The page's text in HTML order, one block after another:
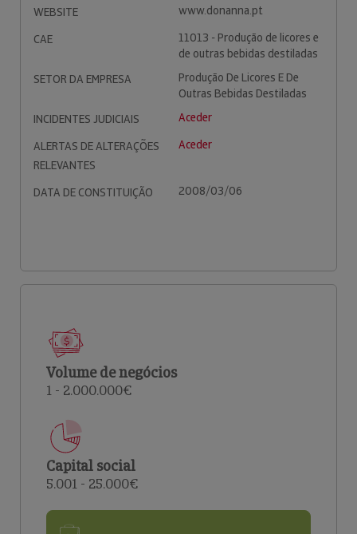
WEBSITE
www.donanna.pt
CAE
11013 - Produção de licores e
de outras bebidas destiladas
SETOR DA EMPRESA
Produção De Licores E De
Outras Bebidas Destiladas
INCIDENTES JUDICIAIS
Aceder
ALERTAS DE ALTERAÇÕES
RELEVANTES
Aceder
DATA DE CONSTITUIÇÃO 2008/03/06
Volume de negócios
1 - 2.000.000€
Capital social
5.001 - 25.000€